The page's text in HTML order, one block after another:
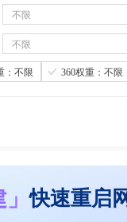
不限
不限
：不限 360权重：不限
」快速重启